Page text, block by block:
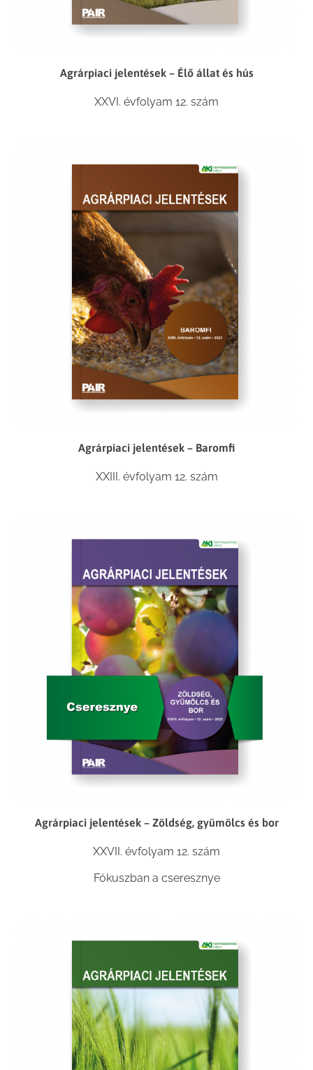
Agrárpiaci jelentések – Élő állat és hús
XXVI. évfolyam 12. szám
Agrárpiaci jelentések – Baromfi
XXIII. évfolyam 12. szám
Agrárpiaci jelentések – Zöldség, gyümölcs és bor
XXVII. évfolyam 12. szám
Fókuszban a cseresznye